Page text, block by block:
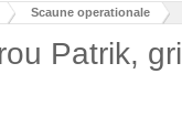
Scaune operationale
Patrik, gri